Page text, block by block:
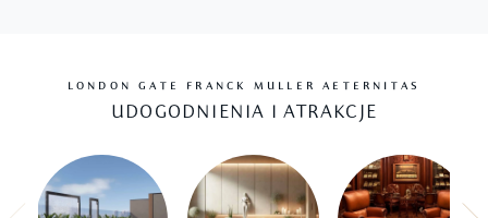
LONDON GATE FRANCK MULLER AETERNITAS
UDOGODNIENIA I ATRAKCJE